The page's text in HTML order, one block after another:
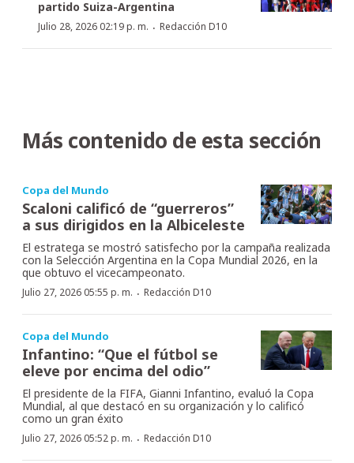
partido Suiza-Argentina
Julio 28, 2026 02:19 p. m. · Redacción D10
Más contenido de esta sección
Copa del Mundo
Scaloni calificó de “guerreros”
a sus dirigidos en la Albiceleste
El estratega se mostró satisfecho por la campaña realizada
con la Selección Argentina en la Copa Mundial 2026, en la
que obtuvo el vicecampeonato.
Julio 27, 2026 05:55 p. m. · Redacción D10
Copa del Mundo
Infantino: “Que el fútbol se
eleve por encima del odio”
El presidente de la FIFA, Gianni Infantino, evaluó la Copa
Mundial, al que destacó en su organización y lo calificó
como un gran éxito
Julio 27, 2026 05:52 p. m. · Redacción D10